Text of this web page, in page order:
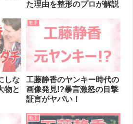
た理由を整形のプロが解説
しな
物と
歌手
工藤静香のヤンキー時代の
画像発見!?暴言激怒の目撃
証言がヤバい！
歌手